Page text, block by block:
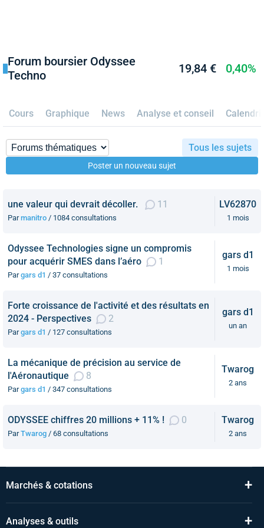
Forum boursier Odyssee
Techno
19,84 € 0,40%
Cours Graphique News Analyse et conseil
Tous les sujets
Poster un nouveau sujet
une valeur qui devrait décoller. 11
Parmanitro / 1084 consultations
LV62870
1 mois
Odyssee Technologies signe un compromis
pour acquérir SMES dans l’aéro
1
Pargars d1 / 37 consultations
gars d1
1 mois
Forte croissance de l'activité et des résultats en
2024 - Perspectives
2
Pargars d1 / 127 consultations
gars d1
un an
La mécanique de précision au service de
l'Aéronautique
8
Pargars d1 / 347 consultations
Twarog
2 ans
ODYSSEE chiffres 20 millions + 11% ! 0
ParTwarog / 68 consultations
Twarog
2 ans
Marchés & cotations +
Analyses & outils +